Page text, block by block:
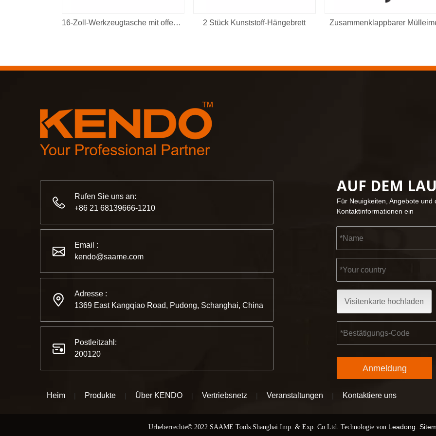
16-Zoll-Werkzeugtasche mit offenem Mund 2 Stück Kunststoff-Hängebrett Zusammenklappbarer
Rufen Sie uns an:
+86 21 68139666-1210
Email :
kendo@saame.com
Adresse :
1369 East Kangqiao Road, Pudong, Schanghai, China
Postleitzahl:
200120
AUF DEM
Für Neuigkeiten, Angebote
Kontaktinformationen ein
Visitenkarte hochladen
Anmeldung
Heim | Produkte | Über KENDO | Vertriebsnetz | Veranstaltungen | Kontaktiere uns
© Urheberrechte© 2022 SAAME Tools Shanghai Imp. & Exp. Co Ltd. Technologie von Leadong